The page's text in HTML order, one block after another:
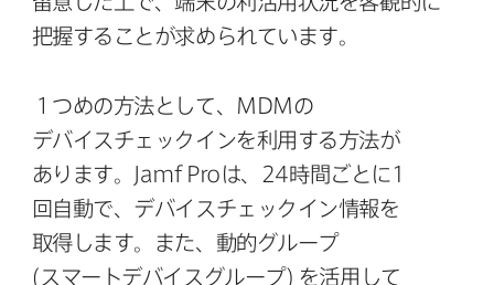
把握する​ことが​求められています。
１つめの​方​法と​して、 MDMの​
デバイスチェックインを​利用する​方​法が​
あります。
Jamf Pro は、 24時間ごとに 1
回自動で、​デバイスチェックイン情報を​
取得します。​また、​動的グループ
(スマートデバイスグループ) を​活用して​